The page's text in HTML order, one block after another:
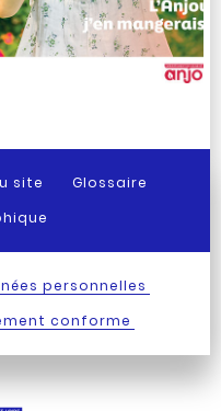
site
Glossaire
personnelles
conforme